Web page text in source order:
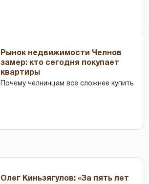
Рынок недвижимости Челнов
замер: кто сегодня покупает
квартиры
Почему челнинцам все сложнее купить
Олег Киньзягулов: «За пять лет